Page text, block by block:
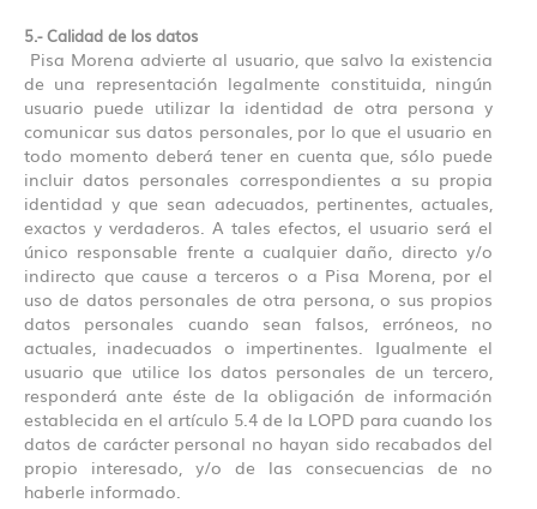
5.- Calidad de los datos
Pisa Morena advierte al usuario, que salvo la existencia
de una representación legalmente constituida, ningún
usuario puede utilizar la identidad de otra persona y
comunicar sus datos personales, por lo que el usuario en
todo momento deberá tener en cuenta que, sólo puede
incluir datos personales correspondientes a su propia
identidad y que sean adecuados, pertinentes, actuales,
exactos y verdaderos. A tales efectos, el usuario será el
único responsable frente a cualquier daño, directo y/o
indirecto que cause a terceros o a Pisa Morena, por el
uso de datos personales de otra persona, o sus propios
datos personales cuando sean falsos, erróneos, no
actuales, inadecuados o impertinentes. Igualmente el
usuario que utilice los datos personales de un tercero,
responderá ante éste de la obligación de información
establecida en el artículo 5.4 de la LOPD para cuando los
datos de carácter personal no hayan sido recabados del
propio interesado, y/o de las consecuencias de no
haberle informado.